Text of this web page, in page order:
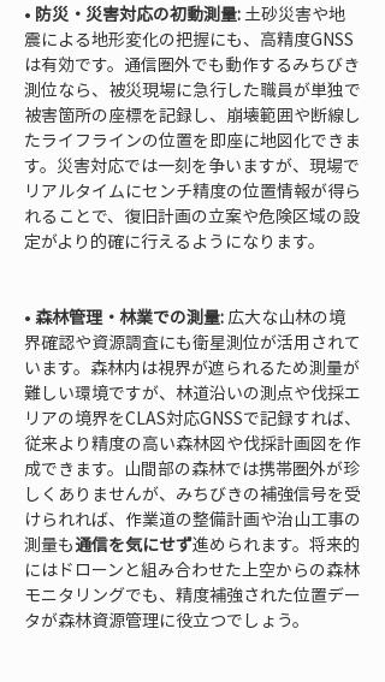
• 防災・災害対応の初動測量: 土砂災害や地
震による地形変化の把握にも、高精度GNSS
は有効です。通信圏外でも動作するみちびき
測位なら、被災現場に急行した職員が単独で
被害箇所の座標を記録し、崩壊範囲や断線し
たライフラインの位置を即座に地図化できま
す。災害対応では一刻を争いますが、現場で
リアルタイムにセンチ精度の位置情報が得ら
れることで、復旧計画の立案や危険区域の設
定がより的確に行えるようになります。
• 森林管理・林業での測量: 広大な山林の境
界確認や資源調査にも衛星測位が活用されて
います。森林内は視界が遮られるため測量が
難しい環境ですが、林道沿いの測点や伐採エ
リアの境界をCLAS対応GNSSで記録すれば、
従来より精度の高い森林図や伐採計画図を作
成できます。山間部の森林では携帯圏外が珍
しくありませんが、みちびきの補強信号を受
けられれば、作業道の整備計画や治山工事の
測量も通信を気にせず進められます。将来的
にはドローンと組み合わせた上空からの森林
モニタリングでも、精度補強された位置デー
タが森林資源管理に役立つでしょう。